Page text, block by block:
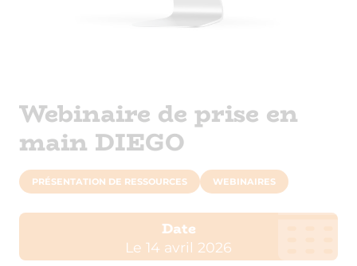
Webinaire de prise en
main DIEGO
PRÉSENTATION DE RESSOURCES WEBINAIRES
Date
Le 14 avril 2026